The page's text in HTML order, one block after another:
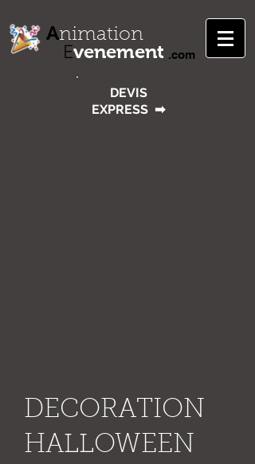
Animation
.com
Evenement
DEVIS
EXPRESS ➡
DECORATION
HALLOWEEN